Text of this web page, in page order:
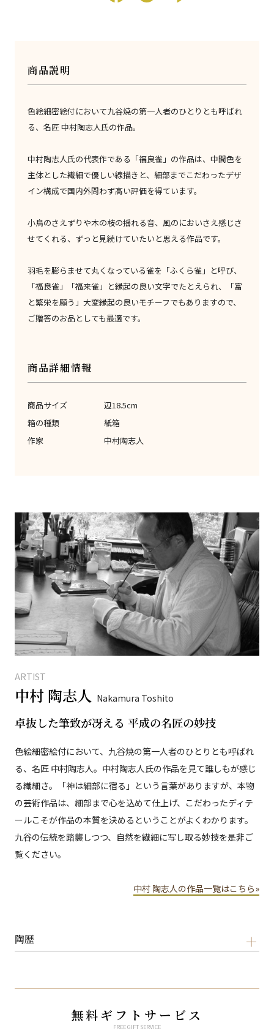
商品説明
色絵細密絵付において九谷焼の第一人者のひとりとも呼ばれ
る、名匠 中村陶志人氏の作品。
中村陶志人氏の代表作である「福良雀」の作品は、中間色を
主体とした繊細で優しい線描きと、細部までこだわったデザ
イン構成で国内外問わず高い評価を得ています。
小鳥のさえずりや木の枝の揺れる音、風のにおいさえ感じさ
せてくれる、ずっと見続けていたいと思える作品です。
羽毛を膨らませて丸くなっている雀を「ふくら雀」と呼び、
「福良雀」「福来雀」と縁起の良い文字でたとえられ、「富
と繁栄を願う」大変縁起の良いモチーフでもありますので、
ご贈答のお品としても最適です。
商品詳細情報
商品サイズ
辺18.5cm
箱の種類
紙箱
作家
中村陶志人
ARTIST
中村 陶志人 Nakamura Toshito
卓抜した筆致が冴える 平成の名匠の妙技
色絵細密絵付において、九谷焼の第一人者のひとりとも呼ばれ
る、名匠 中村陶志人。中村陶志人氏の作品を見て誰しもが感じ
る繊細さ。「神は細部に宿る」という言葉がありますが、本物
の芸術作品は、細部まで心を込めて仕上げ、こだわったディテ
ールこそが作品の本質を決めるということがよくわかります。
九谷の伝統を踏襲しつつ、自然を繊細に写し取る妙技を是非ご
覧ください。
中村 陶志人の作品一覧はこちら»
陶歴
無料ギフトサービス
FREE GIFT SERVICE